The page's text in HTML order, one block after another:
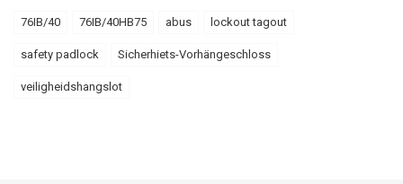
76IB/40 76IB/40HB75 abus lockout tagout
safety padlock Sicherhiets-Vorhängeschloss
veiligheidshangslot